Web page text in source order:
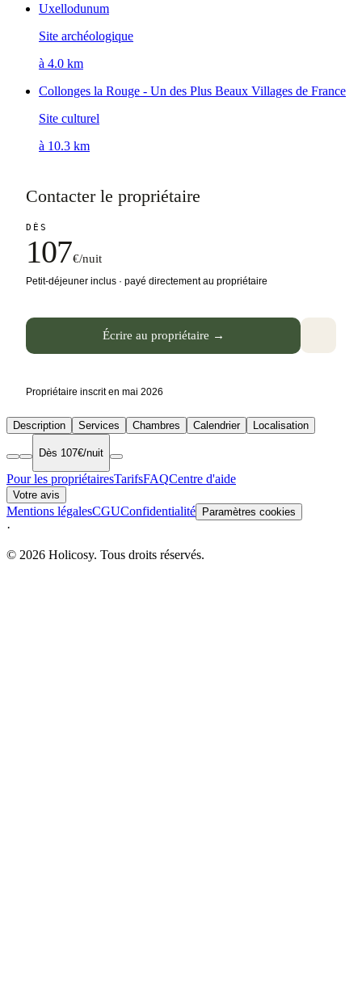
Uxellodunum
Site archéologique
à 4.0 km
Collonges la Rouge - Un des Plus Beaux Villages de France
Site culturel
à 10.3 km
Contacter le propriétaire
DÈS
107€/nuit
Petit-déjeuner inclus · payé directement au propriétaire
Écrire au propriétaire →
Propriétaire inscrit en mai 2026
Description Services Chambres Calendrier Localisation
Dès 107€/nuit
Pour les propriétairesTarifsFAQCentre d'aide
Votre avis
Mentions légalesCGUConfidentialité Paramètres cookies
·
© 2026 Holicosy. Tous droits réservés.